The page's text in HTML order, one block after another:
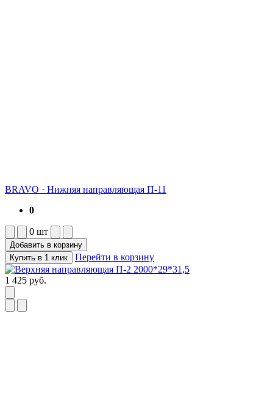
BRAVO · Нижняя направляющая П-11
0
0 шт
Добавить в корзину
Купить в 1 клик
Перейти в корзину
1 425 руб.